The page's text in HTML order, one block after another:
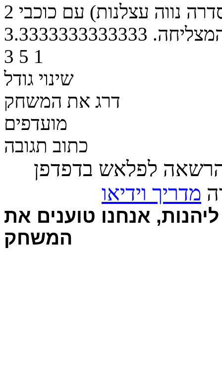
2 דפי צביעה של ספורטקס (הסדרה נווה עצלנות) עם כוכבי
3.3333333333333
3 5 1
שינוי גודל
דרג את המשחק
מועדפים
כתוב תגובה
לפלאש בדפדפן
מדריך וידיאו
אנחנו טוענים את
המשחק